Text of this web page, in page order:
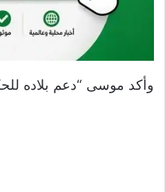
وأكد موسى “دعم بلاده